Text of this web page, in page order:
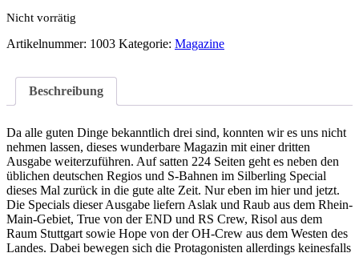
Nicht vorrätig
Artikelnummer: 1003 Kategorie: Magazine
Beschreibung
Da alle guten Dinge bekanntlich drei sind, konnten wir es uns nicht
nehmen lassen, dieses wunderbare Magazin mit einer dritten
Ausgabe weiterzuführen. Auf satten 224 Seiten geht es neben den
üblichen deutschen Regios und S-Bahnen im Silberling Special
dieses Mal zurück in die gute alte Zeit. Nur eben im hier und jetzt.
Die Specials dieser Ausgabe liefern Aslak und Raub aus dem Rhein-
Main-Gebiet, True von der END und RS Crew, Risol aus dem
Raum Stuttgart sowie Hope von der OH-Crew aus dem Westen des
Landes. Dabei bewegen sich die Protagonisten allerdings keinesfalls